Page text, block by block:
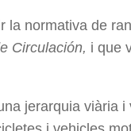
normativa de
Circulación, i que
jerarquia viària